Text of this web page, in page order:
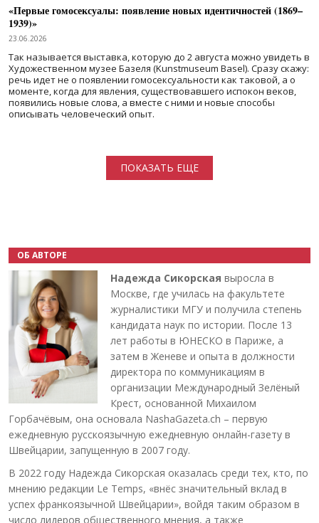
«Первые гомосексуалы: появление новых идентичностей (1869–
1939)»
23.06.2026
Так называется выставка, которую до 2 августа можно увидеть в
Художественном музее Базеля (Kunstmuseum Basel). Сразу скажу:
речь идет не о появлении гомосексуальности как таковой, а о
моменте, когда для явления, существовавшего испокон веков,
появились новые слова, а вместе с ними и новые способы
описывать человеческий опыт.
ПОКАЗАТЬ ЕЩЕ
ОБ АВТОРЕ
Надежда Сикорская выросла в
Москве, где училась на факультете
журналистики МГУ и получила степень
кандидата наук по истории. После 13
лет работы в ЮНЕСКО в Париже, а
затем в Женеве и опыта в должности
директора по коммуникациям в
организации Международный Зелёный
Крест, основанной Михаилом
Горбачёвым, она основала NashaGazeta.ch – первую
ежедневную русскоязычную ежедневную онлайн-газету в
Швейцарии, запущенную в 2007 году.
В 2022 году Надежда Сикорская оказалась среди тех, кто, по
мнению редакции Le Temps, «внёс значительный вклад в
успех франкоязычной Швейцарии», войдя таким образом в
число лидеров общественного мнения, а также